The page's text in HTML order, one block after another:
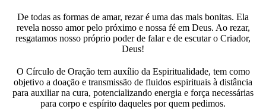
De todas as formas de amar, rezar é uma das mais bonitas. Ela
revela nosso amor pelo próximo e nossa fé em Deus. Ao rezar,
resgatamos nosso próprio poder de falar e de escutar o Criador,
Deus!
O Círculo de Oração tem auxílio da Espiritualidade, tem como
objetivo a doação e transmissão de fluidos espirituais à distância
para auxiliar na cura, potencializando energia e força necessárias
para corpo e espírito daqueles por quem pedimos.